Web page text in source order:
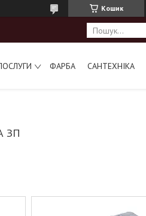
Кошик
ФАРБА САНТЕХНІКА
ЗП